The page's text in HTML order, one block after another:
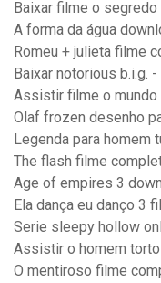
Baixar filme o
A forma da água
Romeu + julieta filme
Baixar notorious b.i.g.
Assistir filme o mundo
Olaf frozen desenho
Legenda para homem
The flash filme
Age of empires 3
Ela dança eu danço 3
Serie sleepy hollow
Assistir o homem
O mentiroso filme